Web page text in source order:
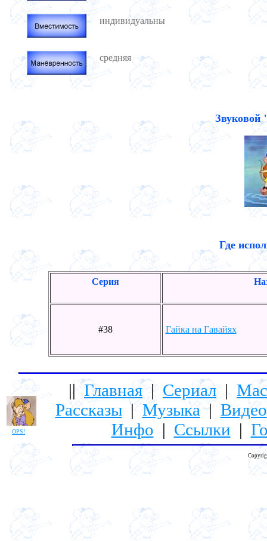
индивидуальны
средняя
Звуковой
Где
Серия
#38 Гайка на Гавайях
OPS!
||Главная| Сериал|
Рассказы|Музыка| Видео
Инфо | Ссылки |